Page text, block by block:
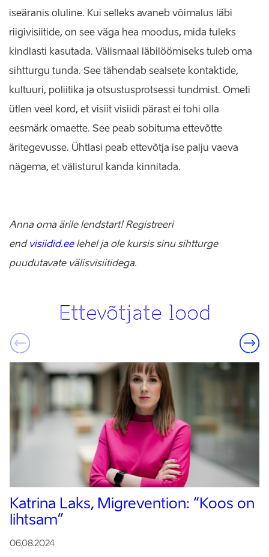
iseäranis oluline. Kui selleks avaneb võimalus läbi
riigivisiitide, on see väga hea moodus, mida tuleks
kindlasti kasutada. Välismaal läbilöömiseks tuleb oma
sihtturgu tunda. See tähendab sealsete kontaktide,
kultuuri, poliitika ja otsustusprotsessi tundmist. Ometi
ütlen veel kord, et visiit visiidi pärast ei tohi olla
eesmärk omaette. See peab sobituma ettevõtte
äritegevusse. Ühtlasi peab ettevõtja ise palju vaeva
nägema, et välisturul kanda kinnitada.
Anna oma ärile lendstart! Registreeri
end visiidid.eelehel ja ole kursis sinu sihtturge
puudutavate välisvisiitidega.
Ettevõtjate lood
Katrina Laks, Migrevention: “Koos on
lihtsam”
06.08.2024